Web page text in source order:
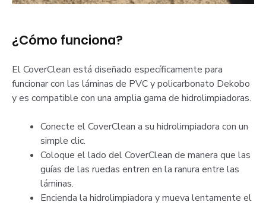
¿Cómo funciona?
El CoverClean está diseñado específicamente para
funcionar con las láminas de PVC y policarbonato Dekobo
y es compatible con una amplia gama de hidrolimpiadoras.
Conecte el CoverClean a su hidrolimpiadora con un
simple clic.
Coloque el lado del CoverClean de manera que las
guías de las ruedas entren en la ranura entre las
láminas.
Encienda la hidrolimpiadora y mueva lentamente el